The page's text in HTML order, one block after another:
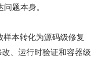
题本身。
本转化为源码级修复
、运行时验证和容器级